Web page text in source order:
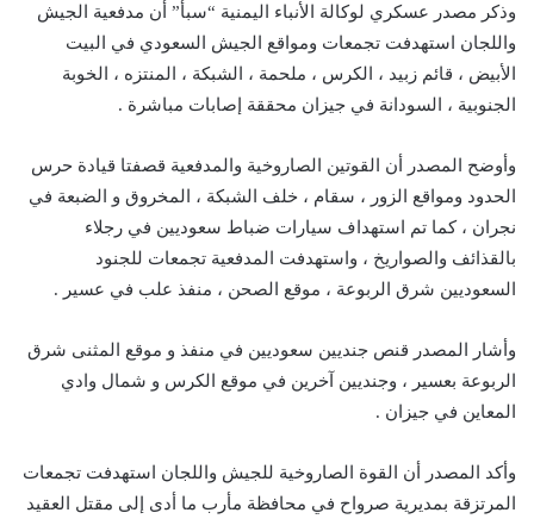
وذكر مصدر عسكري لوكالة الأنباء اليمنية “سبأ” أن مدفعية الجيش
واللجان استهدفت تجمعات ومواقع الجيش السعودي في البيت
الأبيض ، قائم زبيد ، الكرس ، ملحمة ، الشبكة ، المنتزه ، الخوبة
الجنوبية ، السودانة في جيزان محققة إصابات مباشرة .
وأوضح المصدر أن القوتين الصاروخية والمدفعية قصفتا قيادة حرس
الحدود ومواقع الزور ، سقام ، خلف الشبكة ، المخروق و الضبعة في
نجران ، كما تم استهداف سيارات ضباط سعوديين في رجلاء
بالقذائف والصواريخ ، واستهدفت المدفعية تجمعات للجنود
السعوديين شرق الربوعة ، موقع الصحن ، منفذ علب في عسير .
وأشار المصدر قنص جنديين سعوديين في منفذ و موقع المثنى شرق
الربوعة بعسير ، وجنديين آخرين في موقع الكرس و شمال وادي
المعاين في جيزان .
وأكد المصدر أن القوة الصاروخية للجيش واللجان استهدفت تجمعات
المرتزقة بمديرية صرواح في محافظة مأرب ما أدى إلى مقتل العقيد